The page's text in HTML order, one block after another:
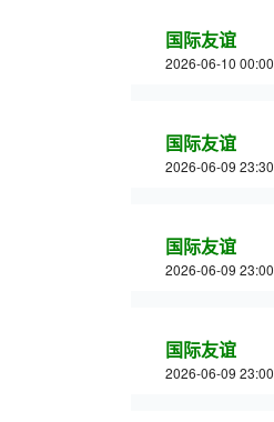
国际友谊
2026-06-10 00:00
国际友谊
2026-06-09 23:30
国际友谊
2026-06-09 23:00
国际友谊
2026-06-09 23:00